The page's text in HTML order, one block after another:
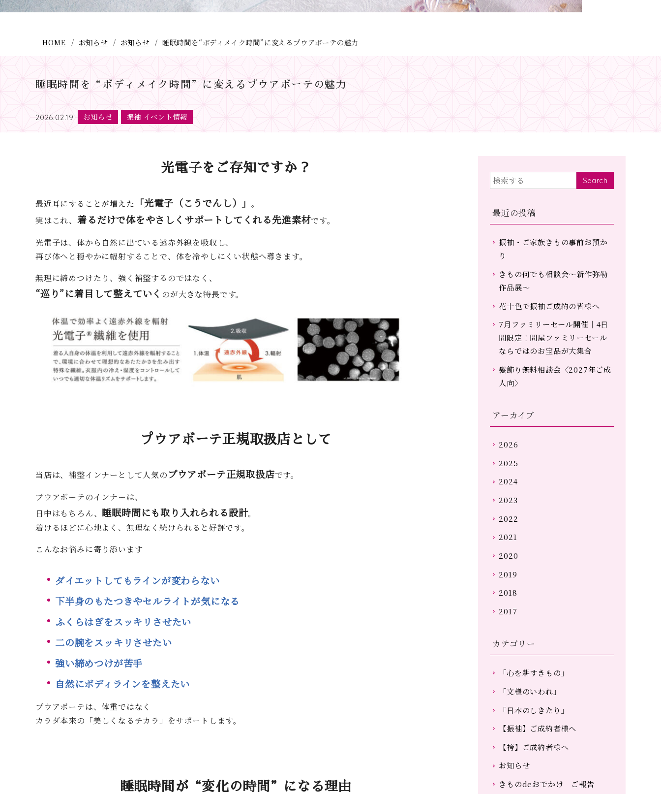
HOME お知らせ お知らせ 睡眠時間を“ボディメイク時間”に変えるプウアボーテの魅力
睡眠時間を“ボディメイク時間”に変えるプウアボーテの魅力
2026.02.19 お知らせ 振袖 イベント情報
光電子をご存知ですか？
最近耳にすることが増えた 「光電子（こうでんし）」。
実はこれ、 着るだけで体をやさしくサポートしてくれる先進素材です。
光電子は、体から自然に出ている遠赤外線を吸収し、
再び体へと穏やかに輻射することで、体を冷やしにくい状態へ導きます。
無理に締めつけたり、強く補整するのではなく、
“巡り”に着目して整えていく のが大きな特長です。
プウアボーテ正規取扱店として
当店は、補整インナーとして人気の プウアボーテ正規取扱店です。
プウアボーテのインナーは、
日中はもちろん、 睡眠時間にも取り入れられる設計。
着けるほどに心地よく、無理なく続けられると好評です。
こんなお悩みに寄り添います
ダイエットしてもラインが変わらない
下半身のもたつきやセルライトが気になる
ふくらはぎをスッキリさせたい
二の腕をスッキリさせたい
強い締めつけが苦手
自然にボディラインを整えたい
プウアボーテは、体重ではなく
カラダ本来の「美しくなるチカラ」をサポートします。
睡眠時間が“変化の時間”になる理由
Search
最近の投稿
振袖・ご家族きもの事前お預か
り
きもの何でも相談会～新作弥勒
作品展～
花十色で振袖ご成約の皆様へ
7月ファミリーセール開催｜4日
間限定！問屋ファミリーセール
ならではのお宝品が大集合
髪飾り無料相談会〈2027年ご成
人向〉
アーカイブ
2026
2025
2024
2023
2022
2021
2020
2019
2018
2017
カテゴリー
「心を耕すきもの」
「文様のいわれ」
「日本のしきたり」
【振袖】ご成約者様へ
【袴】ご成約者様へ
お知らせ
きものdeおでかけ ご報告